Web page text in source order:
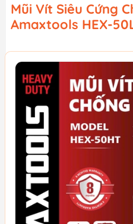
Mũi Vít Siêu Cứng
Amaxtools HEX-